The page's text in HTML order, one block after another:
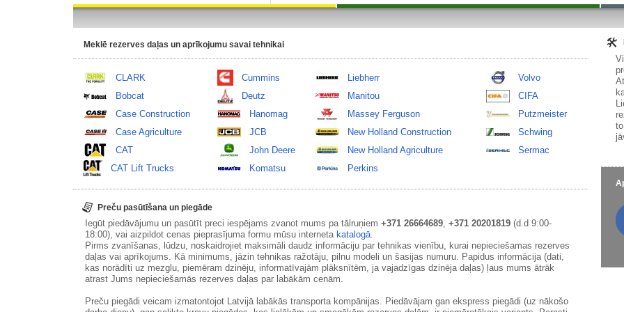
Meklē rezerves daļas un aprīkojumu savai tehnikai
CLARK
Bobcat
Case Construction
Case Agriculture
CAT
CAT Lift Trucks
Cummins
Deutz
Hanomag
JCB
John Deere
Komatsu
Liebherr
Manitou
Massey Ferguson
New Holland Construction
New Holland Agriculture
Perkins
Volvo
CIFA
Putzmeister
Schwing
Sermac
Preču pasūtīšana un piegāde
Iegūt piedāvājumu un pasūtīt preci iespējams zvanot mums pa tālruņiem +371 26664689, +371 20201819(d.d 9:00-
18:00), vai aizpildot cenas pieprasījuma formu mūsu interneta katalogā.
Pirms zvanīšanas, lūdzu, noskaidrojiet maksimāli daudz informāciju par tehnikas vienību, kurai nepieciešamas rezerves
daļas vai aprīkojums. Kā minimums, jāzin tehnikas ražotāju, pilnu modeli un šasijas numuru. Papidus informācija (dati,
kas norādīti uz mezglu, piemēram dzinēju, informatīvajām plāksnītēm, ja vajadzīgas dzinēja daļas) ļaus mums ātrāk
atrast Jums nepieciešamās rezerves daļas par labākām cenām.
Preču piegādi veicam izmatontojot Latvijā labākās transporta kompānijas. Piedāvājam gan ekspress piegādi (uz nākošo